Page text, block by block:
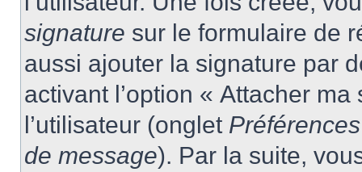
signature sur le formulaire de
aussi ajouter la signature par
activant l’option « Attacher
l’utilisateur (onglet
de message). Par la suite,